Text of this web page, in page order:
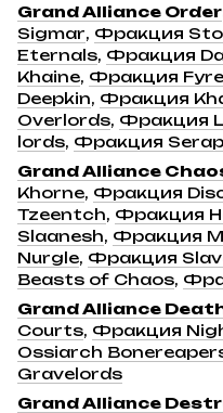
Grand Alliance Order
Sigmar, Фракция
Eternals, Фракция
Khaine, Фракция
Deepkin, Фракция
Overlords, Фракция
lords, Фракция
Grand Alliance
Khorne, Фракция
Tzeentch, Фракция
Slaanesh, Фракция
Nurgle, Фракция
Beasts of Chaos,
Grand Alliance
Courts, Фракция
Ossiarch
Gravelords
Grand Alliance